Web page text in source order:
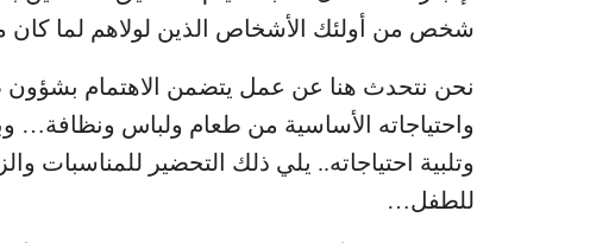
شخص من أولئك الأشخاص الذين لولاهم لما كان
نحن نتحدث هنا عن عمل يتضمن الاهتمام
واحتياجاته الأساسية من طعام ولباس ونظافة…
وتلبية احتياجاته.. يلي ذلك التحضير للمناسبات
للطفل…